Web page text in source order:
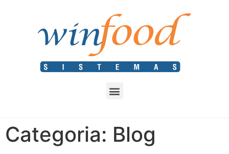
Categoria: Blog